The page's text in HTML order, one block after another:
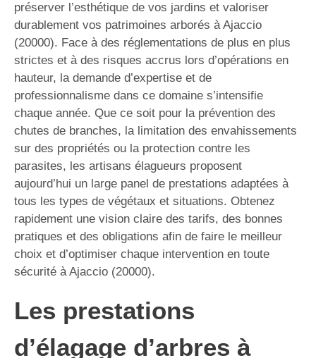
préserver l’esthétique de vos jardins et valoriser
durablement vos patrimoines arborés à Ajaccio
(20000). Face à des réglementations de plus en plus
strictes et à des risques accrus lors d’opérations en
hauteur, la demande d’expertise et de
professionnalisme dans ce domaine s’intensifie
chaque année. Que ce soit pour la prévention des
chutes de branches, la limitation des envahissements
sur des propriétés ou la protection contre les
parasites, les artisans élagueurs proposent
aujourd’hui un large panel de prestations adaptées à
tous les types de végétaux et situations. Obtenez
rapidement une vision claire des tarifs, des bonnes
pratiques et des obligations afin de faire le meilleur
choix et d’optimiser chaque intervention en toute
sécurité à Ajaccio (20000).
Les prestations
d’élagage d’arbres à